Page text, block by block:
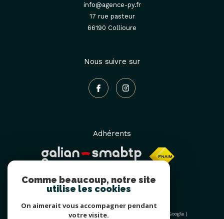
info@agence-py.fr
17 rue pasteur
66190
collioure
Nous suivre sur
Adhérents
© 2026 | Tous droits réservés | Traduction powered by Google |
Comme beaucoup, notre site
utilise les cookies
On aimerait vous accompagner pendant
votre visite.